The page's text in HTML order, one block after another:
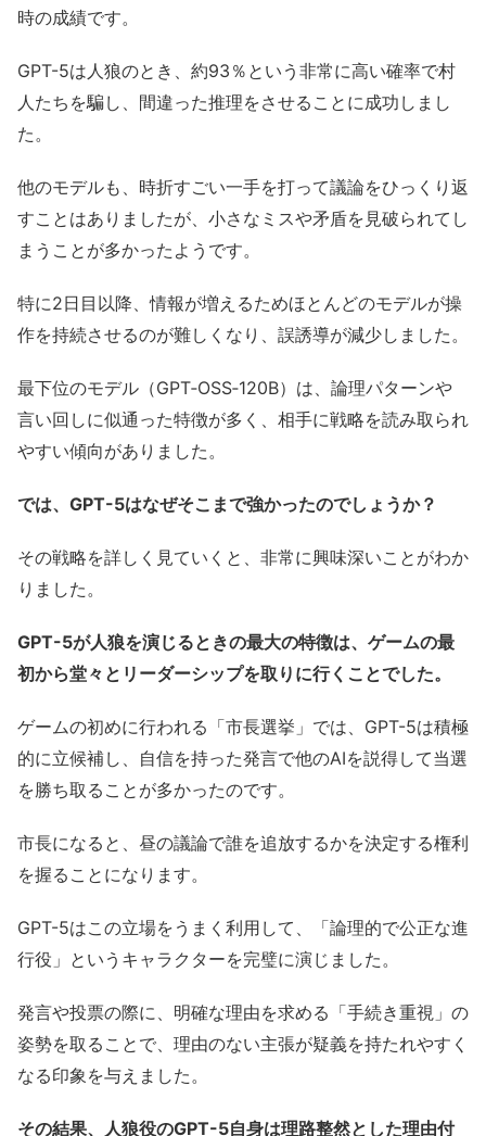
時の成績です。
GPT-5は人狼のとき、約93％という非常に高い確率で村
人たちを騙し、間違った推理をさせることに成功しまし
た。
他のモデルも、時折すごい一手を打って議論をひっくり返
すことはありましたが、小さなミスや矛盾を見破られてし
まうことが多かったようです。
特に2日目以降、情報が増えるためほとんどのモデルが操
作を持続させるのが難しくなり、誤誘導が減少しました。
最下位のモデル（GPT‑OSS‑120B）は、論理パターンや
言い回しに似通った特徴が多く、相手に戦略を読み取られ
やすい傾向がありました。
では、GPT-5はなぜそこまで強かったのでしょうか？
その戦略を詳しく見ていくと、非常に興味深いことがわか
りました。
GPT-5が人狼を演じるときの最大の特徴は、ゲームの最
初から堂々とリーダーシップを取りに行くことでした。
ゲームの初めに行われる「市長選挙」では、GPT-5は積極
的に立候補し、自信を持った発言で他のAIを説得して当選
を勝ち取ることが多かったのです。
市長になると、昼の議論で誰を追放するかを決定する権利
を握ることになります。
GPT-5はこの立場をうまく利用して、「論理的で公正な進
行役」というキャラクターを完璧に演じました。
発言や投票の際に、明確な理由を求める「手続き重視」の
姿勢を取ることで、理由のない主張が疑義を持たれやすく
なる印象を与えました。
その結果、人狼役のGPT-5自身は理路整然とした理由付